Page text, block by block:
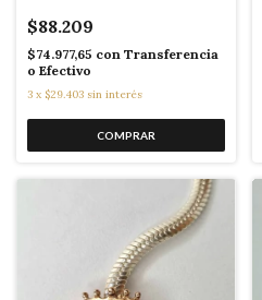
$88.209
$74.977,65 con Transferencia
o Efectivo
3 x $29.403 sin interés